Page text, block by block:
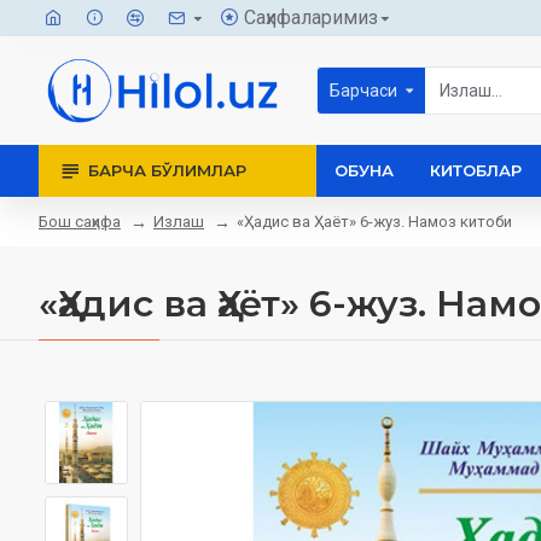
Саҳифаларимиз
Барчаси
БАРЧА БЎЛИМЛАР ОБУНА КИТОБЛАР
Бош саҳифа Излаш «Ҳадис ва Ҳаёт» 6-жуз. Намоз китоби
«Ҳадис ва Ҳаёт» 6-жуз.